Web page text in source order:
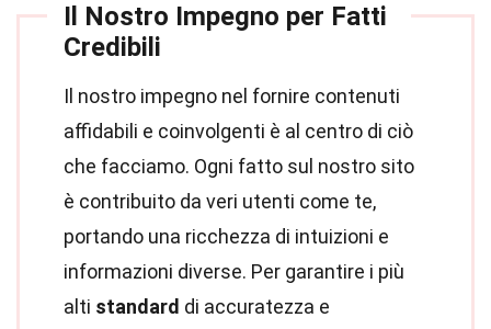
Il Nostro Impegno per Fatti
Credibili
Il nostro impegno nel fornire contenuti
affidabili e coinvolgenti è al centro di ciò
che facciamo. Ogni fatto sul nostro sito
è contribuito da veri utenti come te,
portando una ricchezza di intuizioni e
informazioni diverse. Per garantire i più
alti standard di accuratezza e